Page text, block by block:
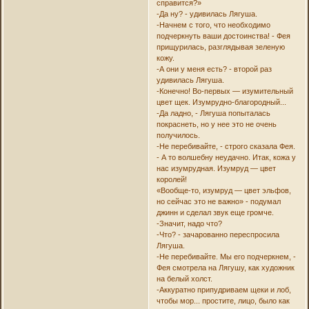
справится?»
-Да ну? - удивилась Лягуша.
-Начнем с того, что необходимо
подчеркнуть ваши достоинства! - Фея
прищурилась, разглядывая зеленую
кожу.
-А они у меня есть? - второй раз
удивилась Лягуша.
-Конечно! Во-первых — изумительный
цвет щек. Изумрудно-благородный...
-Да ладно, - Лягуша попыталась
покраснеть, но у нее это не очень
получилось.
-Не перебивайте, - строго сказала Фея.
- А то волшебну неудачно. Итак, кожа у
нас изумрудная. Изумруд — цвет
королей!
«Вообще-то, изумруд — цвет эльфов,
но сейчас это не важно» - подумал
джинн и сделал звук еще громче.
-Значит, надо что?
-Что? - зачарованно переспросила
Лягуша.
-Не перебивайте. Мы его подчеркнем, -
Фея смотрела на Лягушу, как художник
на белый холст.
-Аккуратно припудриваем щеки и лоб,
чтобы мор... простите, лицо, было как